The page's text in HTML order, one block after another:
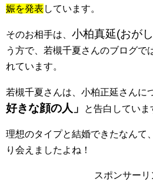
娠を発表 しています。
そのお相手は、 小柏真延(おが
う方で、若槻千夏さんのブログで
れています。
若槻千夏さんは、小柏正延さんに
好きな顔の人」
と告白していま
理想のタイプと結婚できたなんて
り会えましたよね！
スポンサーリ